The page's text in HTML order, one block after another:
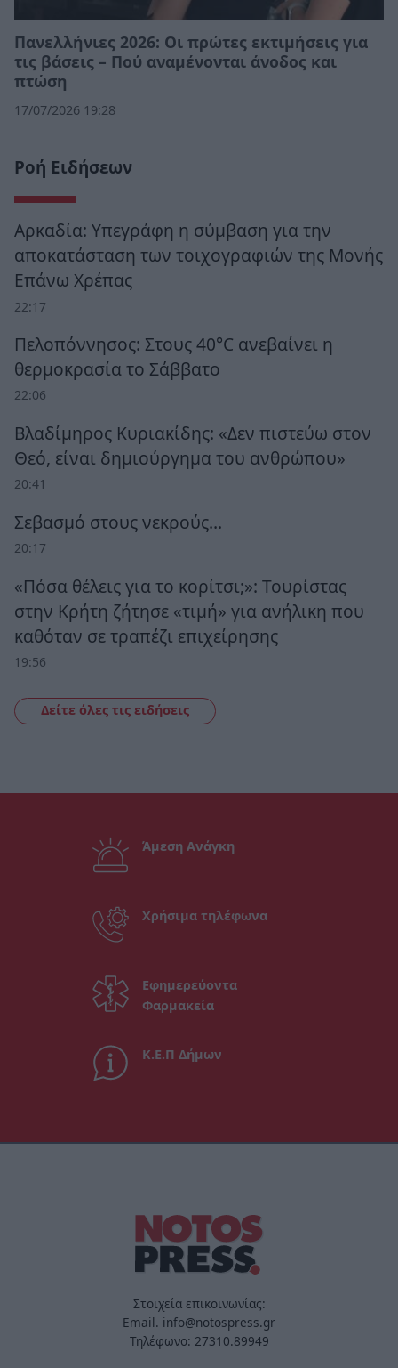
Πανελλήνιες 2026: Οι πρώτες εκτιμήσεις για
τις βάσεις – Πού αναμένονται άνοδος και
πτώση
17/07/2026 19:28
Ροή Ειδήσεων
Αρκαδία: Υπεγράφη η σύμβαση για την
αποκατάσταση των τοιχογραφιών της Μονής
Επάνω Χρέπας
22:17
Πελοπόννησος: Στους 40°C ανεβαίνει η
θερμοκρασία το Σάββατο
22:06
Βλαδίμηρος Κυριακίδης: «Δεν πιστεύω στον
Θεό, είναι δημιούργημα του ανθρώπου»
20:41
Σεβασμό στους νεκρούς…
20:17
«Πόσα θέλεις για το κορίτσι;»: Τουρίστας
στην Κρήτη ζήτησε «τιμή» για ανήλικη που
καθόταν σε τραπέζι επιχείρησης
19:56
Δείτε όλες τις ειδήσεις
Άμεση Ανάγκη
Χρήσιμα τηλέφωνα
Εφημερεύοντα
Φαρμακεία
Κ.Ε.Π Δήμων
Στοιχεία επικοινωνίας:
Email. info@notospress.gr
Τηλέφωνο: 27310.89949